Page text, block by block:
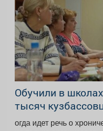
Обучили в
тысяч
огда идет речь о